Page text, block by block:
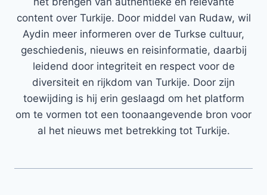
content over Turkije. Door middel van Rudaw, wil
Aydin meer informeren over de Turkse cultuur,
geschiedenis, nieuws en reisinformatie, daarbij
leidend door integriteit en respect voor de
diversiteit en rijkdom van Turkije. Door zijn
toewijding is hij erin geslaagd om het platform
om te vormen tot een toonaangevende bron voor
al het nieuws met betrekking tot Turkije.